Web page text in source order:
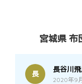
宮城県 布
長
長谷川
2020年9